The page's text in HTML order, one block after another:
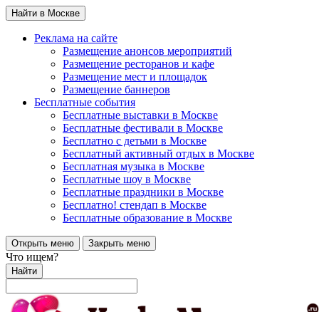
Найти в Москве
Реклама на сайте
Размещение анонсов мероприятий
Размещение ресторанов и кафе
Размещение мест и площадок
Размещение баннеров
Бесплатные события
Бесплатные выставки в Москве
Бесплатные фестивали в Москве
Бесплатно с детьми в Москве
Бесплатный активный отдых в Москве
Бесплатная музыка в Москве
Бесплатные шоу в Москве
Бесплатные праздники в Москве
Бесплатно! стендап в Москве
Бесплатные образование в Москве
Открыть меню Закрыть меню
Что ищем?
Найти